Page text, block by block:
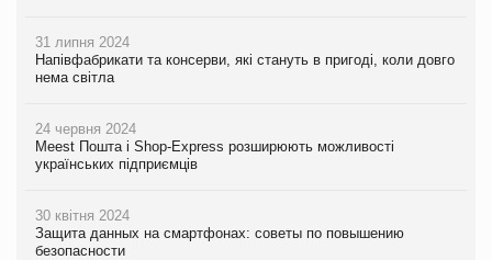
31 липня 2024
Напівфабрикати та консерви, які стануть в пригоді, коли довго
нема світла
24 червня 2024
Meest Пошта і Shop-Express розширюють можливості
українських підприємців
30 квітня 2024
Защита данных на смартфонах: советы по повышению
безопасности